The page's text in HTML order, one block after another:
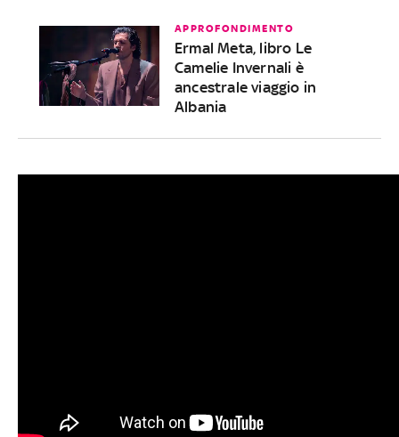
APPROFONDIMENTO
Ermal Meta, libro Le
Camelie Invernali è
ancestrale viaggio in
Albania